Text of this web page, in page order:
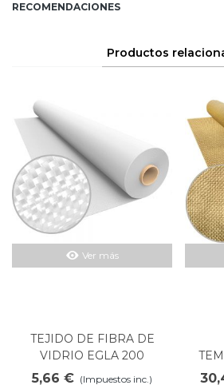
RECOMENDACIONES
Productos
Ver más
TEJIDO DE FIBRA DE
VIDRIO EGLA 200
5,66 € (Impuestos inc.)